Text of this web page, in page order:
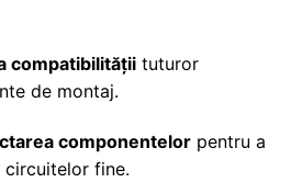
compatibilitățiituturor
de montaj.
componentelorpentru a
fine.